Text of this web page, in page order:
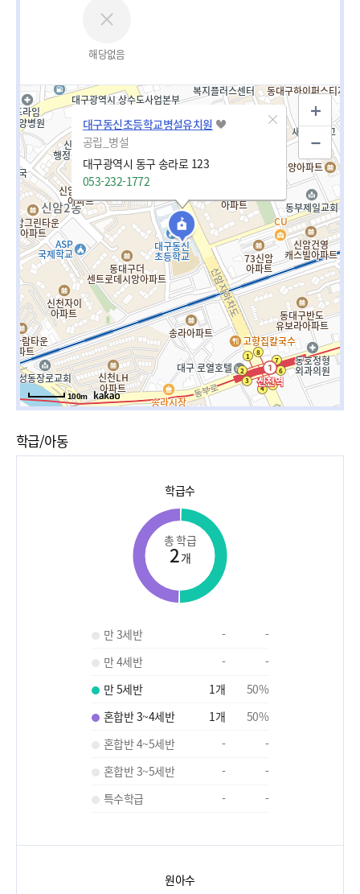
해당없음
대구동신초등학교병설유치원
공립_병설
대구광역시 동구 송라로 123
053-232-1772
100m
학급/아동
학급수
총 학급
2개
만 3세반 -
-
만 4세반
-
-
만 5세반
1개 50%
혼합반 3~4세반
1개 50%
혼합반 4~5세반
-
-
혼합반 3~5세반
-
-
특수학급
- -
원아수